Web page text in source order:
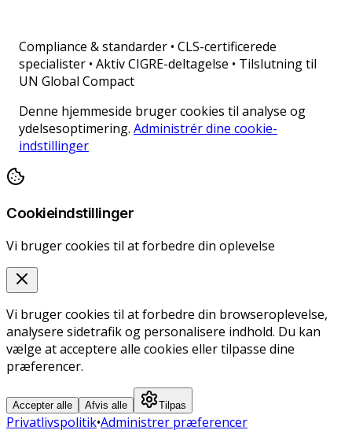
Compliance & standarder • CLS-certificerede
specialister • Aktiv CIGRE-deltagelse • Tilslutning til
UN Global Compact
Denne hjemmeside bruger cookies til analyse og
ydelsesoptimering. Administrér dine cookie-
indstillinger
Cookieindstillinger
Vi bruger cookies til at forbedre din oplevelse
Vi bruger cookies til at forbedre din browseroplevelse,
analysere sidetrafik og personalisere indhold. Du kan
vælge at acceptere alle cookies eller tilpasse dine
præferencer.
Accepter alle Afvis alle Tilpas
Privatlivspolitik•Administrer præferencer